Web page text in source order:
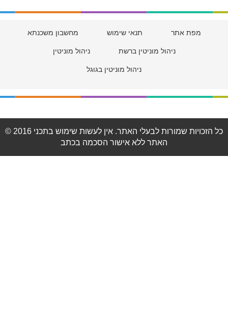
מפת אתר תנאי שימוש מחשבון משכנתא
ניהול מוניטין ברשת ניהול מוניטין
ניהול מוניטין בגוגל
© 2016 כל הזכויות שמורות לבעלי האתר. אין לעשות שימוש בתכני
האתר ללא אישור הסכמה בכתב